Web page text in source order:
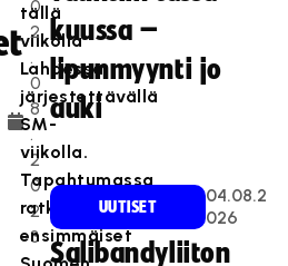
0
2
.
0
8
.
2
0
2
3
tällä
viikolla
Lahdessa
järjestettävällä
SM-
viikolla.
Tapahtumassa
ratkotaan
ensimmäiset
kuussa –
lipunmyynti jo
auki
UUTISET
04.08.2
026
Salibandyliiton